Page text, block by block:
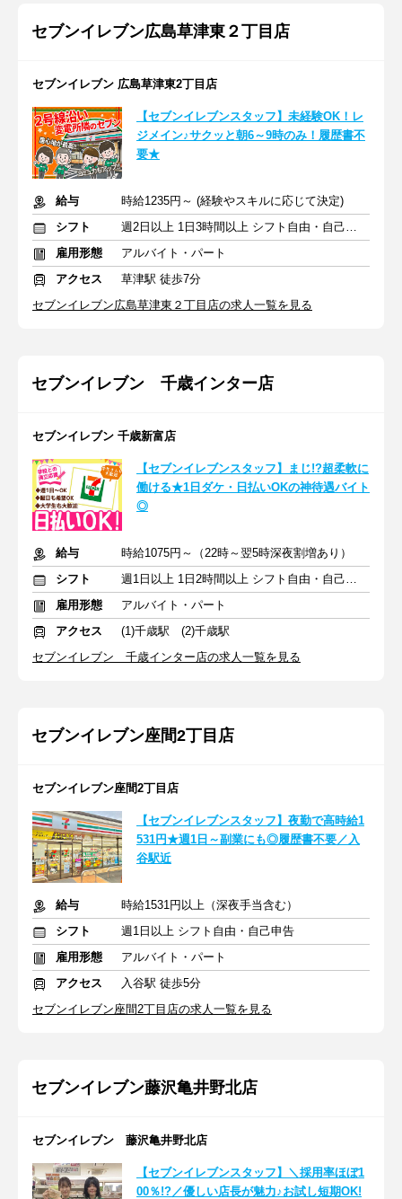
セブンイレブン広島草津東２丁目店
セブンイレブン 広島草津東2丁目店
【セブンイレブンスタッフ】未経験OK！レ
ジメイン♪サクッと朝6～9時のみ！履歴書不
要★
給与
時給1235円～ (経験やスキルに応じて決定)
シフト
週2日以上 1日3時間以上 シフト自由・自己申告
雇用形態
アルバイト・パート
アクセス
草津駅 徒歩7分
セブンイレブン広島草津東２丁目店の求人一覧を見る
セブンイレブン 千歳インター店
セブンイレブン 千歳新富店
【セブンイレブンスタッフ】まじ!?超柔軟に
働ける★1日ダケ・日払いOKの神待遇バイト
◎
給与
時給1075円～（22時～翌5時深夜割増あり）
シフト
週1日以上 1日2時間以上 シフト自由・自己申告
雇用形態
アルバイト・パート
アクセス
(1)千歳駅 (2)千歳駅
セブンイレブン 千歳インター店の求人一覧を見る
セブンイレブン座間2丁目店
セブンイレブン座間2丁目店
【セブンイレブンスタッフ】夜勤で高時給1
531円★週1日～副業にも◎履歴書不要／入
谷駅近
給与
時給1531円以上（深夜手当含む）
シフト
週1日以上 シフト自由・自己申告
雇用形態
アルバイト・パート
アクセス
入谷駅 徒歩5分
セブンイレブン座間2丁目店の求人一覧を見る
セブンイレブン藤沢亀井野北店
セブンイレブン 藤沢亀井野北店
【セブンイレブンスタッフ】＼採用率ほぼ1
00％!?／優しい店長が魅力♪お試し短期OK!